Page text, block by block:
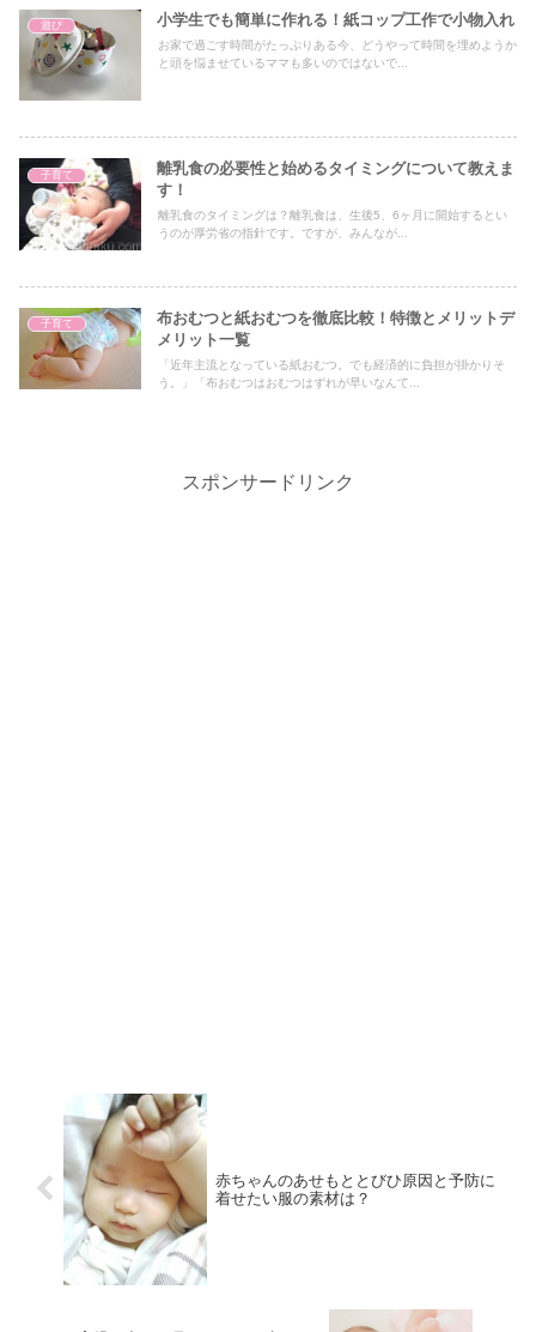
遊び 小学生でも簡単に作れる！紙コップ工作で小物入れ
お家で過ごす時間がたっぷりある今、どうやって時間を埋めようか
と頭を悩ませているママも多いのではないで...
子育て
離乳食の必要性と始めるタイミングについて教えま
す！
離乳食のタイミングは？離乳食は、生後5、6ヶ月に開始するとい
うのが厚労省の指針です。ですが、みんなが...
子育て
布おむつと紙おむつを徹底比較！特徴とメリットデ
メリット一覧
「近年主流となっている紙おむつ。でも経済的に負担が掛かりそ
う。」「布おむつはおむつはずれが早いなんて...
スポンサードリンク
赤ちゃんのあせもととびひ原因と予防に
着せたい服の素材は？